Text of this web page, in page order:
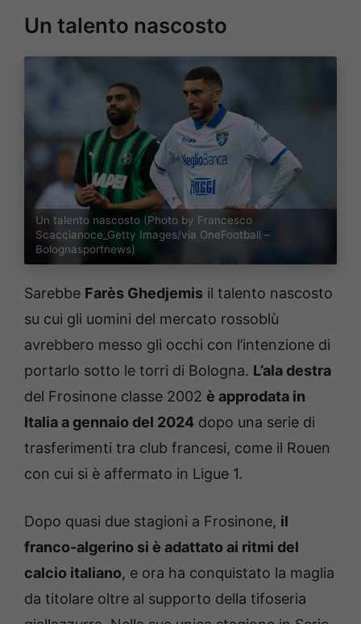
Un talento nascosto
Un talento nascosto (Photo by Francesco
Scaccianoce_Getty Images/via OneFootball –
Bolognasportnews)
Sarebbe Farès Ghedjemis il talento nascosto
su cui gli uomini del mercato rossoblù
avrebbero messo gli occhi con l’intenzione di
portarlo sotto le torri di Bologna. L’ala destra
del Frosinone classe 2002 è approdata in
Italia a gennaio del 2024 dopo una serie di
trasferimenti tra club francesi, come il Rouen
con cui si è affermato in Ligue 1.
Dopo quasi due stagioni a Frosinone, il
franco-algerino si è adattato ai ritmi del
calcio italiano, e ora ha conquistato la maglia
da titolare oltre al supporto della tifoseria